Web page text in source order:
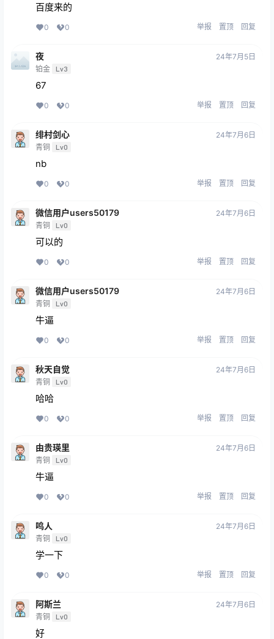
百度来的
0 0 举报 置顶 回复
夜
铂金 Lv3
24年7月5日
67
0 0 举报 置顶 回复
绯村剑心
青铜 Lv0
24年7月6日
nb
0 0 举报 置顶 回复
微信用户users50179
青铜 Lv0
24年7月6日
可以的
0 0 举报 置顶 回复
微信用户users50179
青铜 Lv0
24年7月6日
牛逼
0 0 举报 置顶 回复
秋天自觉
青铜 Lv0
24年7月6日
哈哈
0 0 举报 置顶 回复
由贵瑛里
青铜 Lv0
24年7月6日
牛逼
0 0 举报 置顶 回复
鸣人
青铜 Lv0
24年7月6日
学一下
0 0 举报 置顶 回复
阿斯兰
青铜 Lv0
24年7月6日
好